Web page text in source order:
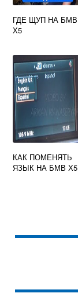
ГДЕ ЩУП НА БМВ
Х5
КАК ПОМЕНЯТЬ
ЯЗЫК НА БМВ Х5